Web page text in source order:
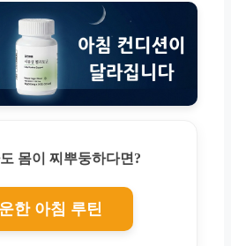
몸이 찌뿌둥하다면?
한 아침 루틴